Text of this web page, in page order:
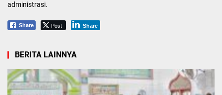
administrasi.
Share Post Share
BERITA LAINNYA